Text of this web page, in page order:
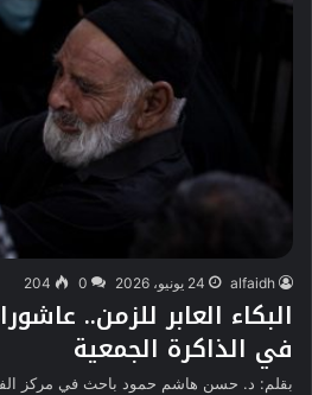
alfaidh 24 يونيو، 2026 0
204
البكاء العابر للزمن..
في الذاكرة الجمعية
بقلم: د. حسن هاشم حمود باحث في مركز